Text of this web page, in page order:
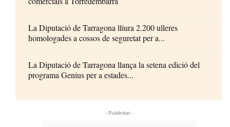
La Diputació de Tarragona lliura 2.200 ulleres
homologades a cossos de seguretat per a...
La Diputació de Tarragona llança la setena edició del
programa Genius per a estades...
- Publicitat -